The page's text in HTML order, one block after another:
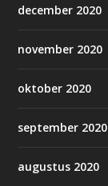
december 2020
november 2020
oktober 2020
september 2020
augustus 2020